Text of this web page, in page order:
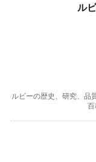
ル
ルビーの歴史、研究、品
百